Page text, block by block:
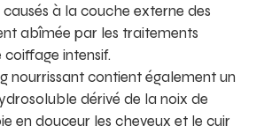
à la couche externe des
abîmée par les traitements
intensif.
nourrissant contient également un
dérivé de la noix de
en douceur les cheveux et le cuir